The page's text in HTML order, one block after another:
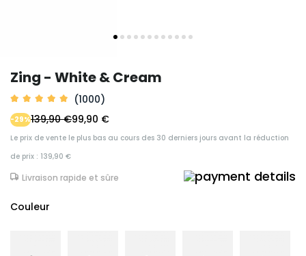
Zing - White & Cream
(1000)
99,90 €
-29%139,90 €
Le prix de vente le plus bas au cours des 30 derniers jours avant la réduction
de prix : 139,90 €
Livraison rapide et sûre
Couleur